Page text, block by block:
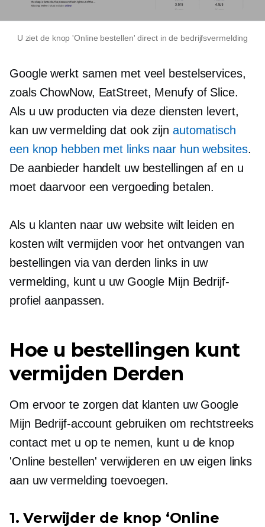
U ziet de knop 'Online bestellen' direct in de bedrijfsvermelding
Google werkt samen met veel bestelservices,
zoals ChowNow, EatStreet, Menufy of Slice.
Als u uw producten via deze diensten levert,
kan uw vermelding dat ook zijn automatisch
een knop hebben met links naar hun websites.
De aanbieder handelt uw bestellingen af ​​en u
moet daarvoor een vergoeding betalen.
Als u klanten naar uw website wilt leiden en
kosten wilt vermijden voor het ontvangen van
bestellingen viavan derden links in uw
vermelding, kunt u uw Google Mijn Bedrijf-
profiel aanpassen.
Hoe u bestellingen kunt
vermijden Derden
Om ervoor te zorgen dat klanten uw Google
Mijn Bedrijf-account gebruiken om rechtstreeks
contact met u op te nemen, kunt u de knop
'Online bestellen' verwijderen en uw eigen links
aan uw vermelding toevoegen.
1. Verwijder de knop ‘Online